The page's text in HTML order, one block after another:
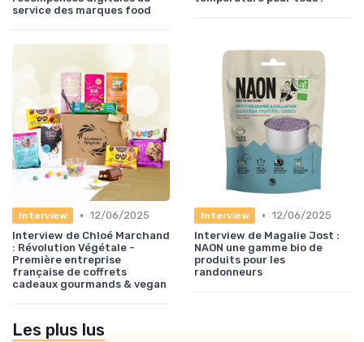
service des marques food
Interview • 12/06/2025
Interview de Chloé Marchand
: Révolution Végétale -
Première entreprise
française de coffrets
cadeaux gourmands & vegan
Interview • 12/06/2025
Interview de Magalie Jost :
NAON une gamme bio de
produits pour les
randonneurs
Les plus lus